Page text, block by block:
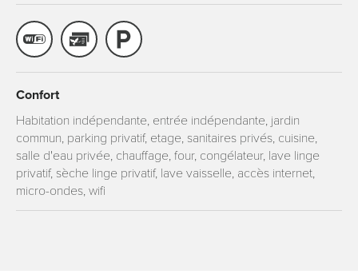
Confort
Habitation indépendante, entrée indépendante, jardin
commun, parking privatif, etage, sanitaires privés, cuisine,
salle d'eau privée, chauffage, four, congélateur, lave linge
privatif, sèche linge privatif, lave vaisselle, accès internet,
micro-ondes, wifi